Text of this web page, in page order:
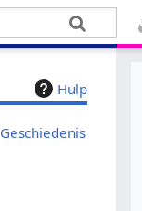
Hulp
Geschiedenis